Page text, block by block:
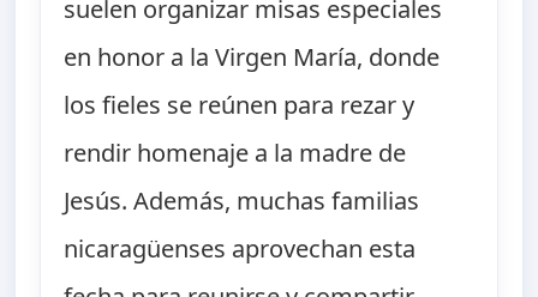
suelen organizar misas especiales
en honor a la Virgen María, donde
los fieles se reúnen para rezar y
rendir homenaje a la madre de
Jesús. Además, muchas familias
nicaragüenses aprovechan esta